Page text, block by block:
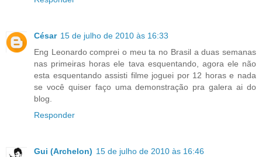
César 15 de julho de 2010 às 16:33
Eng Leonardo comprei o meu ta no Brasil a duas semanas
nas primeiras horas ele tava esquentando, agora ele não
esta esquentando assisti filme joguei por 12 horas e nada
se você quiser faço uma demonstração pra galera ai do
blog.
Responder
Gui (Archelon) 15 de julho de 2010 às 16:46